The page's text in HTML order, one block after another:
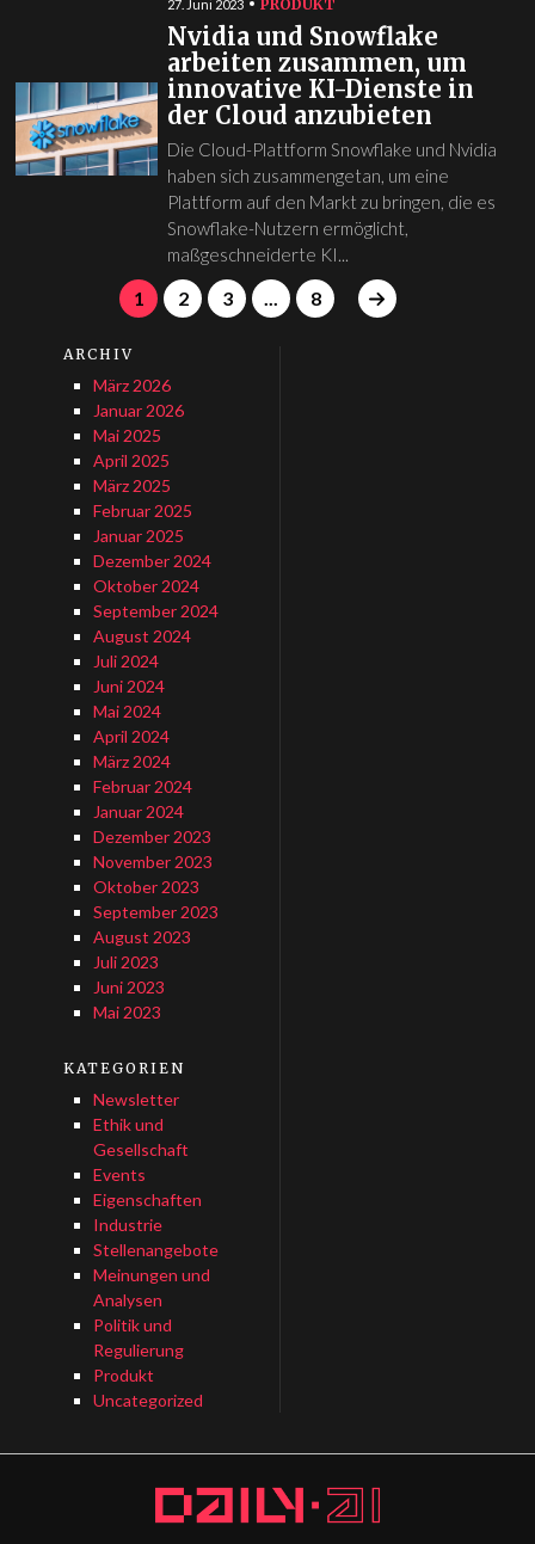
27. Juni 2023 PRODUKT
Nvidia und Snowflake
arbeiten zusammen, um
innovative KI-Dienste in
der Cloud anzubieten
Die Cloud-Plattform Snowflake und Nvidia
haben sich zusammengetan, um eine
Plattform auf den Markt zu bringen, die es
Snowflake-Nutzern ermöglicht,
maßgeschneiderte KI...
1 2 3 8
ARCHIV
März 2026
Januar 2026
Mai 2025
April 2025
März 2025
Februar 2025
Januar 2025
Dezember 2024
Oktober 2024
September 2024
August 2024
Juli 2024
Juni 2024
Mai 2024
April 2024
März 2024
Februar 2024
Januar 2024
Dezember 2023
November 2023
Oktober 2023
September 2023
August 2023
Juli 2023
Juni 2023
Mai 2023
KATEGORIEN
Newsletter
Ethik und
Gesellschaft
Events
Eigenschaften
Industrie
Stellenangebote
Meinungen und
Analysen
Politik und
Regulierung
Produkt
Uncategorized